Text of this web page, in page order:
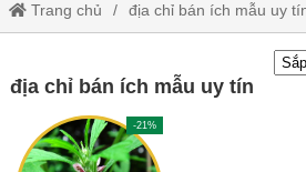
Trang chủ địa chỉ bán ích mẫu uy
địa chỉ bán ích mẫu uy tín
-21%